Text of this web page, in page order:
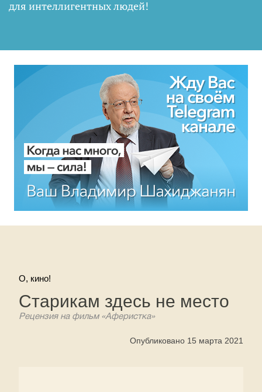
для интеллигентных людей!
О, кино!
Старикам здесь не место
Рецензия на фильм «Аферистка»
Опубликовано 15 марта 2021